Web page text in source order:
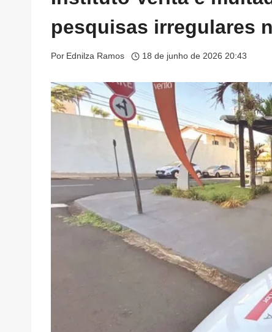
pesquisas irregulares
Por Ednilza Ramos 18 de junho de 2026 20:43